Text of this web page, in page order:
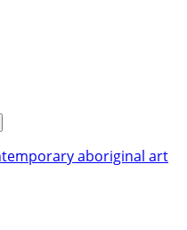
aboriginal art